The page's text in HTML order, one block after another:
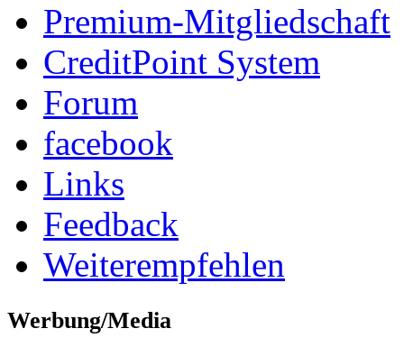
Premium-Mitgliedschaft
CreditPoint System
Forum
facebook
Links
Feedback
Weiterempfehlen
Werbung/Media